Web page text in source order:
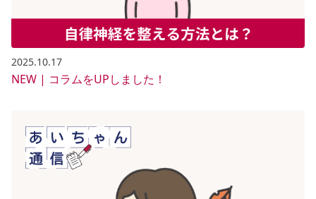
2025.10.17
NEW | コラムをUPしました！